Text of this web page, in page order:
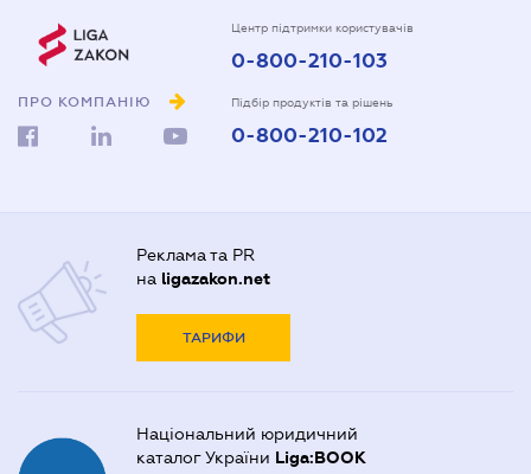
ПРО КОМПАНІЮ
Центр підтримки користувачів
0-800-210-103
Підбір продуктів та рішень
0-800-210-102
Реклама та PR
на ligazakon.net
ТАРИФИ
Національний юридичний
каталог України Liga:BOOK